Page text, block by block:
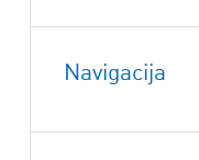
Navigacija